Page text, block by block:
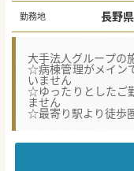
勤務地
大手法人グループの
☆病棟管理がメイン
いません
☆ゆったりとしたご
ません
☆最寄り駅より徒歩
介護医療院、老人保
比較的落ち着いた